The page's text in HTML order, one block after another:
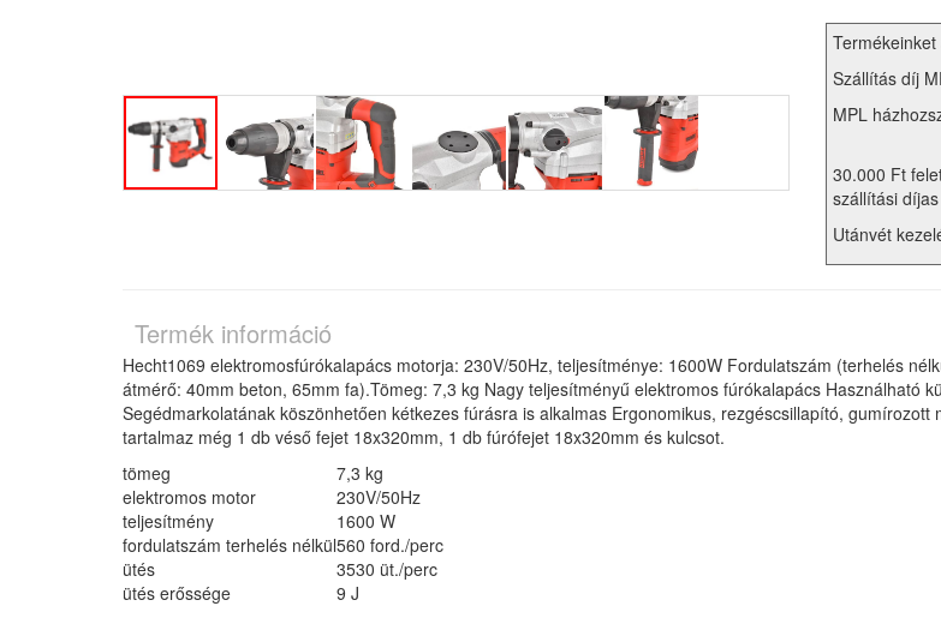
Termékeinket
Szállítás díj
MPL
30.000 Ft
szállítási
Utánvét
Termék információ
Hecht1069 elektromosfúrókalapács motorja: 230V/50Hz, teljesítménye: 1600W Fordulatszám (terhelés
átmérő: 40mm beton, 65mm fa).Tömeg: 7,3 kg Nagy teljesítményű elektromos fúrókalapács Használható
Segédmarkolatának köszönhetően kétkezes fúrásra is alkalmas Ergonomikus, rezgéscsillapító,
tartalmaz még 1 db véső fejet 18x320mm, 1 db fúrófejet 18x320mm és kulcsot.
tömeg
7,3 kg
elektromos motor
230V/50Hz
teljesítmény
1600 W
fordulatszám terhelés nélkül560 ford./perc
ütés
3530 üt./perc
ütés erőssége
9 J